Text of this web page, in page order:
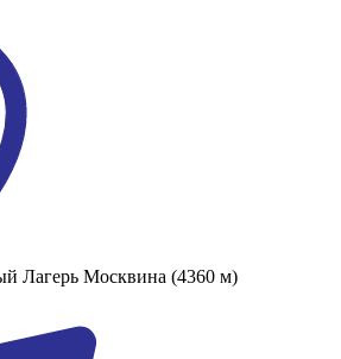
Лагерь Москвина (4360 м)